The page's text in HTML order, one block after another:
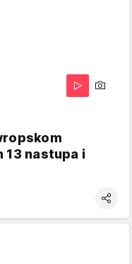
13 nastupa i